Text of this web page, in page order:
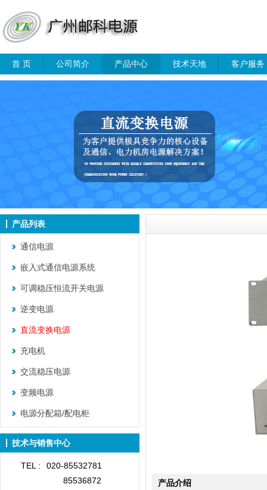
首 页 公司简介 产品中心 技术天地 客户服务
产品列表
通信电源
嵌入式通信电源系统
可调稳压恒流开关电源
逆变电源
直流变换电源
充电机
交流稳压电源
变频电源
电源分配箱/配电柜
技术与销售中心
TEL :
020-85532781
85536872
产品介绍